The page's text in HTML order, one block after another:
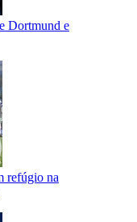
Dortmund e
refúgio na